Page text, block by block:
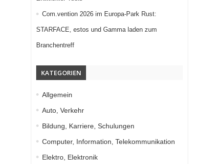
Com.vention 2026 im Europa-Park Rust:
STARFACE, estos und Gamma laden zum
Branchentreff
KATEGORIEN
Allgemein
Auto, Verkehr
Bildung, Karriere, Schulungen
Computer, Information, Telekommunikation
Elektro, Elektronik